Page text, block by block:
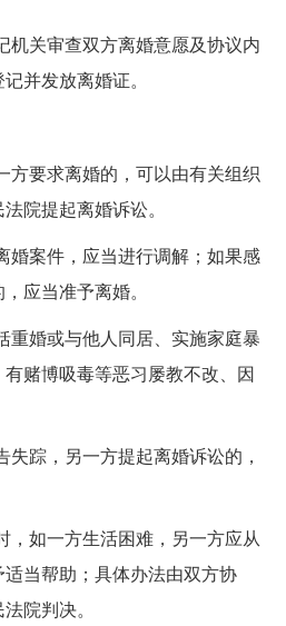
机关审查双方离婚意愿及协议内
并发放离婚证。
方要求离婚的，可以由有关组织
院提起离婚诉讼。
婚案件，应当进行调解；如果感
应当准予离婚。
重婚或与他人同居、实施家庭暴
赌博吸毒等恶习屡教不改、因
踪，另一方提起离婚诉讼的，
，如一方生活困难，另一方应从
当帮助；具体办法由双方协
院判决。